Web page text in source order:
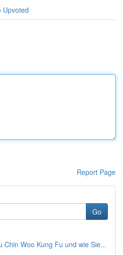
Upvoted
Report Page
Go
Chin Woo Kung Fu und wie Sie...